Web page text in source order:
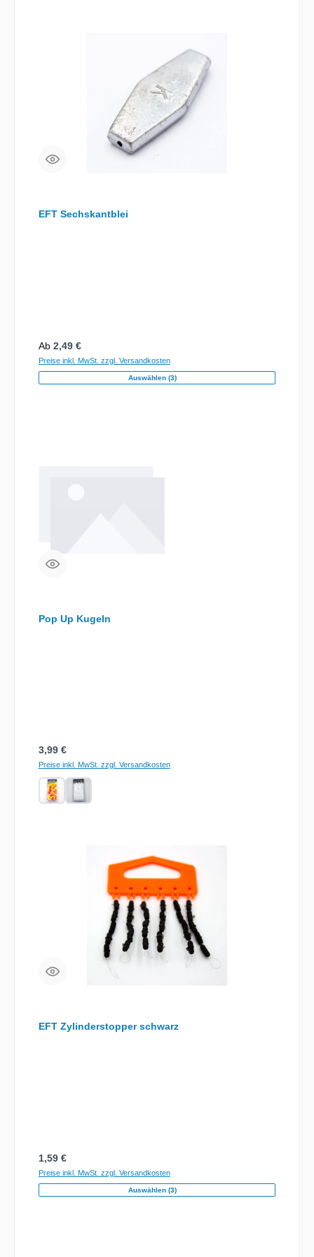
EFT Sechskantblei
Regulärer Preis:
Ab 2,49 €
Preise inkl. MwSt. zzgl. Versandkosten
Auswählen (3)
Pop Up Kugeln
Regulärer Preis:
3,99 €
Preise inkl. MwSt. zzgl. Versandkosten
EFT Zylinderstopper schwarz
Regulärer Preis:
1,59 €
Preise inkl. MwSt. zzgl. Versandkosten
Auswählen (3)